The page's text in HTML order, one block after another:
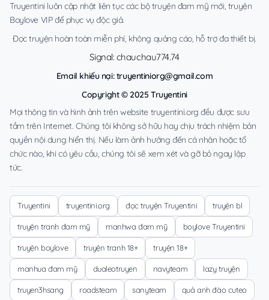
Truyentini luôn cập nhật liên tục các bộ truyện đam mỹ mới, truyện
Boylove VIP để phục vụ độc giả.
Đọc truyện hoàn toàn miễn phí, không quảng cáo, hỗ trợ đa thiết bị.
Signal: chauchau774.74
Email khiếu nại:truyentiniorg@gmail.com
Copyright © 2025 Truyentini
Mọi thông tin và hình ảnh trên website truyentini.org đều được sưu
tầm trên Internet. Chúng tôi không sở hữu hay chịu trách nhiệm bản
quyền nội dung hiển thị. Nếu làm ảnh hưởng đến cá nhân hoặc tổ
chức nào, khi có yêu cầu, chúng tôi sẽ xem xét và gỡ bỏ ngay lập
tức.
Truyentini truyentini.org đọc truyện Truyentini truyện bl
truyện tranh đam mỹ manhwa đam mỹ boylove Truyentini
truyện boylove truyện tranh 18+ truyện 18+
manhua đam mỹ dualeotruyen navyteam lazy truyện
truyen3hsang roadsteam sanyteam quả anh đào cuteo